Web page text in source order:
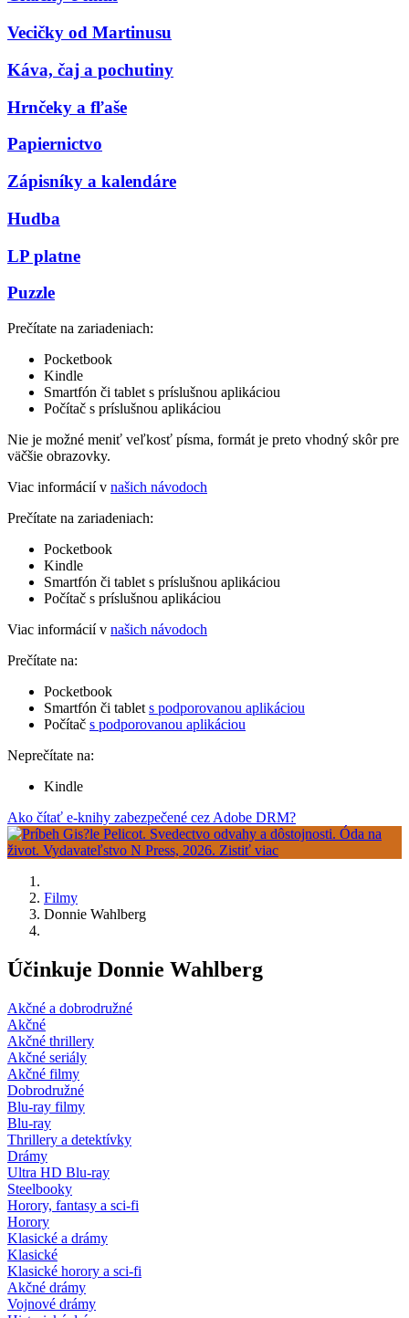
Vecičky od Martinusu
Káva, čaj a pochutiny
Hrnčeky a fľaše
Papiernictvo
Zápisníky a kalendáre
Hudba
LP platne
Puzzle
Prečítate na zariadeniach:
Pocketbook
Kindle
Smartfón či tablet s príslušnou aplikáciou
Počítač s príslušnou aplikáciou
Nie je možné meniť veľkosť písma, formát je preto vhodný skôr pre
väčšie obrazovky.
Viac informácií v našich návodoch
Prečítate na zariadeniach:
Pocketbook
Kindle
Smartfón či tablet s príslušnou aplikáciou
Počítač s príslušnou aplikáciou
Viac informácií v našich návodoch
Prečítate na:
Pocketbook
Smartfón či tablet s podporovanou aplikáciou
Počítač s podporovanou aplikáciou
Neprečítate na:
Kindle
Ako čítať e-knihy zabezpečené cez Adobe DRM?
Filmy
Donnie Wahlberg
Účinkuje Donnie Wahlberg
Akčné a dobrodružné
Akčné
Akčné thrillery
Akčné seriály
Akčné filmy
Dobrodružné
Blu-ray filmy
Blu-ray
Thrillery a detektívky
Drámy
Ultra HD Blu-ray
Steelbooky
Horory, fantasy a sci-fi
Horory
Klasické a drámy
Klasické
Klasické horory a sci-fi
Akčné drámy
Vojnové drámy